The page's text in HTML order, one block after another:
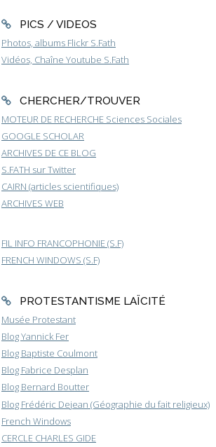
PICS / VIDEOS
Photos, albums Flickr S.Fath
Vidéos, Chaîne Youtube S.Fath
CHERCHER/TROUVER
MOTEUR DE RECHERCHE Sciences Sociales
GOOGLE SCHOLAR
ARCHIVES DE CE BLOG
S.FATH sur Twitter
CAIRN (articles scientifiques)
ARCHIVES WEB
FIL INFO FRANCOPHONIE (S.F)
FRENCH WINDOWS (S.F)
PROTESTANTISME LAÏCITÉ
Musée Protestant
Blog Yannick Fer
Blog Baptiste Coulmont
Blog Fabrice Desplan
Blog Bernard Boutter
Blog Frédéric Dejean (Géographie du fait religieux)
French Windows
CERCLE CHARLES GIDE